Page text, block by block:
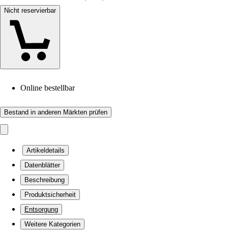
Nicht reservierbar
Online bestellbar
Bestand in anderen Märkten prüfen
Artikeldetails
Datenblätter
Beschreibung
Produktsicherheit
Entsorgung
Weitere Kategorien